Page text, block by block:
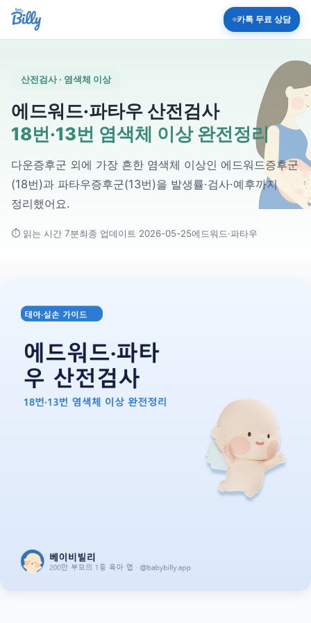
카톡 무료 상담
산전검사 · 염색체 이상
에드워드·파타우 산전검사
18번·13번 염색체 이상 완전정리
다운증후군 외에 가장 흔한 염색체 이상인 에드워드증후군
(18번)과 파타우증후군(13번)을 발생률·검사·예후까지
정리했어요.
⏱ 읽는 시간 7분최종 업데이트 2026-05-25에드워드·파타우